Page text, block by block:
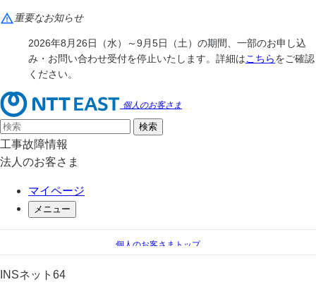
重要なお知らせ
2026年8月26日（水）～9月5日（土）の期間、一部のお申し込
み・お問い合わせ受付を停止いたします。詳細はこちらをご確認
ください。
個人のお客さま
工事故障情報
法人のお客さま
マイページ
メニュー
個人のお客さまトップ
電話
INSネット64